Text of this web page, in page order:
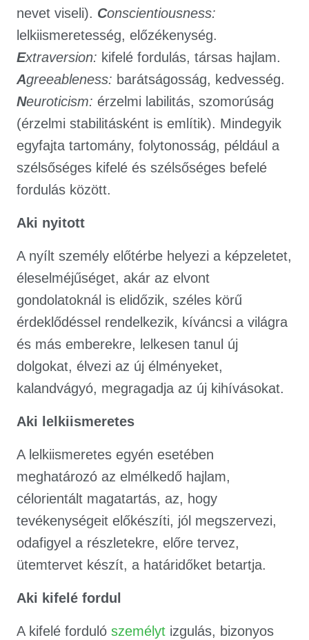
nevet viseli). Conscientiousness:
lelkiismeretesség, előzékenység.
Extraversion: kifelé fordulás, társas hajlam.
Agreeableness: barátságosság, kedvesség.
Neuroticism: érzelmi labilitás, szomorúság
(érzelmi stabilitásként is említik). Mindegyik
egyfajta tartomány, folytonosság, például a
szélsőséges kifelé és szélsőséges befelé
fordulás között.
Aki nyitott
A nyílt személy előtérbe helyezi a képzeletet,
éleselméjűséget, akár az elvont
gondolatoknál is elidőzik, széles körű
érdeklődéssel rendelkezik, kíváncsi a világra
és más emberekre, lelkesen tanul új
dolgokat, élvezi az új élményeket,
kalandvágyó, megragadja az új kihívásokat.
Aki lelkiismeretes
A lelkiismeretes egyén esetében
meghatározó az elmélkedő hajlam,
célorientált magatartás, az, hogy
tevékenységeit előkészíti, jól megszervezi,
odafigyel a részletekre, előre tervez,
ütemtervet készít, a határidőket betartja.
Aki kifelé fordul
A kifelé forduló személyt izgulás, bizonyos